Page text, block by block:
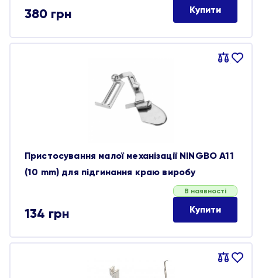
380 грн Купити
Порівняти
В
Пристосування малої механізації NINGBO A11
(10 mm) для підгинання краю виробу
134 грн
В наявності
Купити
Порівняти
В